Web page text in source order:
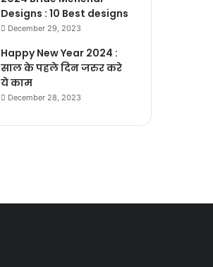
Designs : 10 Best designs
December 29, 2023
Happy New Year 2024 :
साल के पहले दिन जरुर करे
ये काम
December 28, 2023